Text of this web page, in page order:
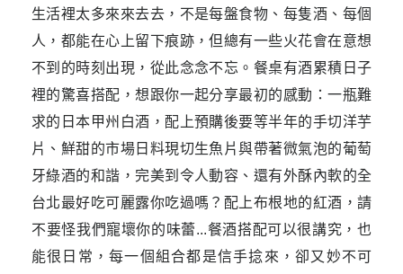
生活裡太多來來去去，不是每盤食物、每隻酒、每個
人，都能在心上留下痕跡，但總有一些火花會在意想
不到的時刻出現，從此念念不忘。餐桌有酒累積日子
裡的驚喜搭配，想跟你一起分享最初的感動：一瓶難
求的日本甲州白酒，配上預購後要等半年的手切洋芋
片、鮮甜的市場日料現切生魚片與帶著微氣泡的葡萄
牙綠酒的和諧，完美到令人動容、還有外酥內軟的全
台北最好吃可麗露你吃過嗎？配上布根地的紅酒，請
不要怪我們寵壞你的味蕾...餐酒搭配可以很講究，也
能很日常，每一個組合都是信手捻來，卻又妙不可